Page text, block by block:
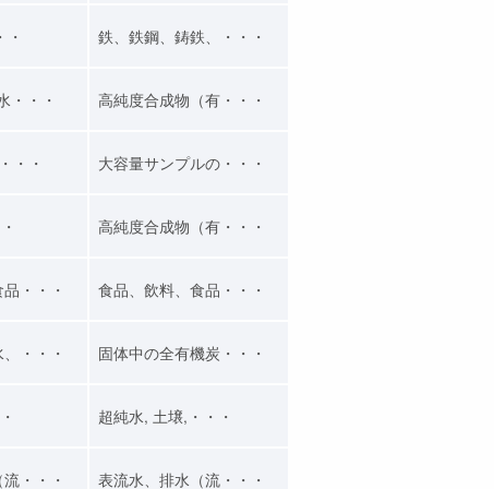
鉄、鉄鋼、鋳鉄、・・・
・・・ 高純度合成物（有・・・
・・ 大容量サンプルの・・・
高純度合成物（有・・・
・・・ 食品、飲料、食品・・・
・・・ 固体中の全有機炭・・・
超純水, 土壌,・・・
・・・ 表流水、排水（流・・・